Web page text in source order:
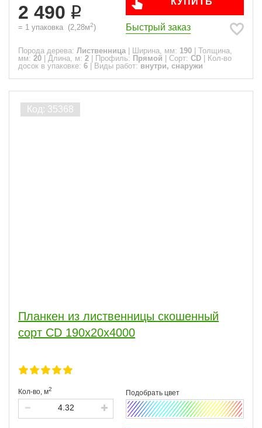
2 490
= 1 упаковка (2,28м2) Быстрый заказ
Порода дерева: Лиственница Ширина, мм: 190
Толщина,
мм: 20 Длина, м: 2 Профиль: Прямой Сорт: CD
Кол-во
досок в упаковке: 6 Виды работ: внутри, снаружи
Планкен из лиственницы скошенный
сорт CD 190x20x4000
Кол-во, м2